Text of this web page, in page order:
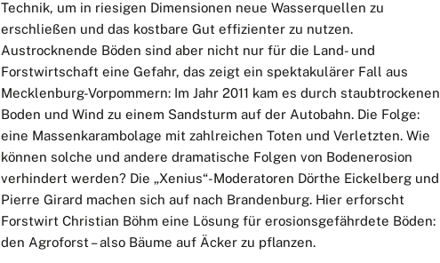
Technik, um in riesigen Dimensionen neue Wasserquellen zu
erschließen und das kostbare Gut effizienter zu nutzen.
Austrocknende Böden sind aber nicht nur für die Land- und
Forstwirtschaft eine Gefahr, das zeigt ein spektakulärer Fall aus
Mecklenburg-Vorpommern: Im Jahr 2011 kam es durch staubtrockenen
Boden und Wind zu einem Sandsturm auf der Autobahn. Die Folge:
eine Massenkarambolage mit zahlreichen Toten und Verletzten. Wie
können solche und andere dramatische Folgen von Bodenerosion
verhindert werden? Die „Xenius“-Moderatoren Dörthe Eickelberg und
Pierre Girard machen sich auf nach Brandenburg. Hier erforscht
Forstwirt Christian Böhm eine Lösung für erosionsgefährdete Böden:
den Agroforst – also Bäume auf Äcker zu pflanzen.